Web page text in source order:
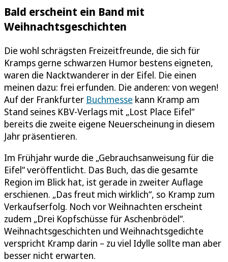
Bald erscheint ein Band mit
Weihnachtsgeschichten
Die wohl schrägsten Freizeitfreunde, die sich für
Kramps gerne schwarzen Humor bestens eigneten,
waren die Nacktwanderer in der Eifel. Die einen
meinen dazu: frei erfunden. Die anderen: von wegen!
Auf der Frankfurter Buchmesse kann Kramp am
Stand seines KBV-Verlags mit „Lost Place Eifel“
bereits die zweite eigene Neuerscheinung in diesem
Jahr präsentieren.
Im Frühjahr wurde die „Gebrauchsanweisung für die
Eifel“ veröffentlicht. Das Buch, das die gesamte
Region im Blick hat, ist gerade in zweiter Auflage
erschienen. „Das freut mich wirklich“, so Kramp zum
Verkaufserfolg. Noch vor Weihnachten erscheint
zudem „Drei Kopfschüsse für Aschenbrödel“.
Weihnachtsgeschichten und Weihnachtsgedichte
verspricht Kramp darin – zu viel Idylle sollte man aber
besser nicht erwarten.